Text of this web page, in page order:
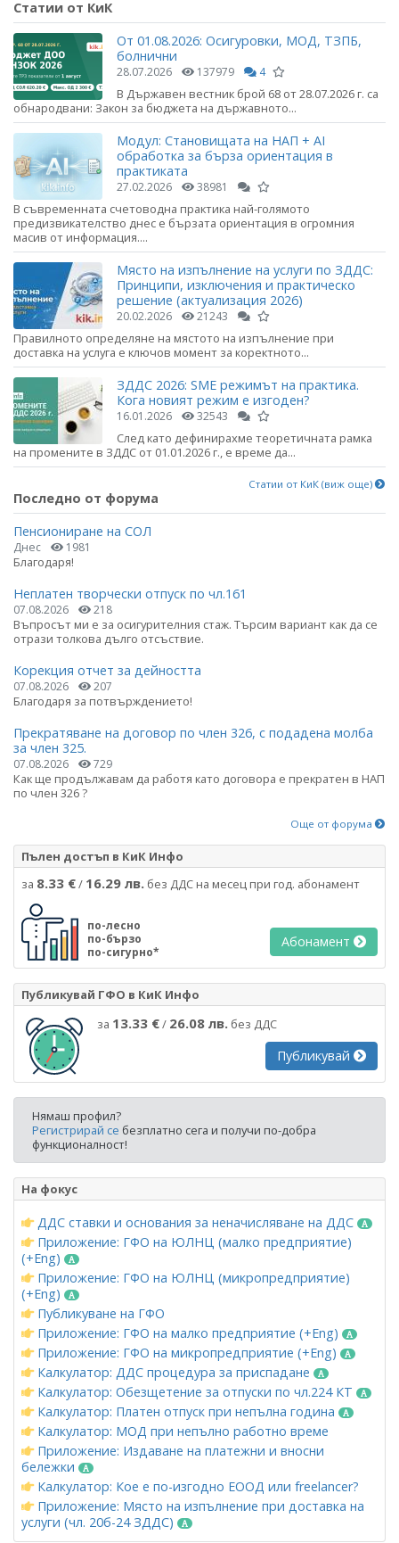
Статии от КиК
От 01.08.2026: Осигуровки, МОД, ТЗПБ,
болнични
28.07.2026 137979 4
В Държавен вестник брой 68 от 28.07.2026 г. са
обнародвани: Закон за бюджета на държавното...
Модул: Становищата на НАП + AI
обработка за бърза ориентация в
практиката
27.02.2026 38981
В съвременната счетоводна практика най-голямото
предизвикателство днес е бързата ориентация в огромния
масив от информация....
Място на изпълнение на услуги по ЗДДС:
Принципи, изключения и практическо
решение (актуализация 2026)
20.02.2026 21243
Правилното определяне на мястото на изпълнение при
доставка на услуга е ключов момент за коректното...
ЗДДС 2026: SME режимът на практика.
Кога новият режим е изгоден?
16.01.2026 32543
След като дефинирахме теоретичната рамка
на промените в ЗДДС от 01.01.2026 г., е време да...
Статии от КиК (виж още)
Последно от форума
Пенсиониране на СОЛ
Днес 1981
Благодаря!
Неплатен творчески отпуск по чл.161
07.08.2026 218
Въпросът ми е за осигурителния стаж. Търсим вариант как да се
отрази толкова дълго отсъствие.
Корекция отчет за дейността
07.08.2026 207
Благодаря за потвърждението!
Прекратяване на договор по член 326, с подадена молба
за член 325.
07.08.2026 729
Как ще продължавам да работя като договора е прекратен в НАП
по член 326 ?
Още от форума
Пълен достъп в КиК Инфо
за 8.33 €/ 16.29 лв. без ДДС на месец при год. абонамент
по-лесно
по-бързо
по-сигурно*
Абонамент
Публикувай ГФО в КиК Инфо
за 13.33 €/ 26.08 лв. без ДДС
Публикувай
Нямаш профил?
Регистрирай се безплатно сега и получи по-добра
функционалност!
На фокус
ДДС ставки и основания за неначисляване на ДДС
Приложение: ГФО на ЮЛНЦ (малко предприятие)
(+Eng)
Приложение: ГФО на ЮЛНЦ (микропредприятие)
(+Eng)
Публикуване на ГФО
Приложение: ГФО на малко предприятие (+Eng)
Приложение: ГФО на микропредприятие (+Eng)
Калкулатор: ДДС процедура за приспадане
Калкулатор: Обезщетение за отпуски по чл.224 КТ
Калкулатор: Платен отпуск при непълна година
Калкулатор: МОД при непълно работно време
Приложение: Издаване на платежни и вносни
бележки
Калкулатор: Кое е по-изгодно ЕООД или freelancer?
Приложение: Място на изпълнение при доставка на
услуги (чл. 20б-24 ЗДДС)